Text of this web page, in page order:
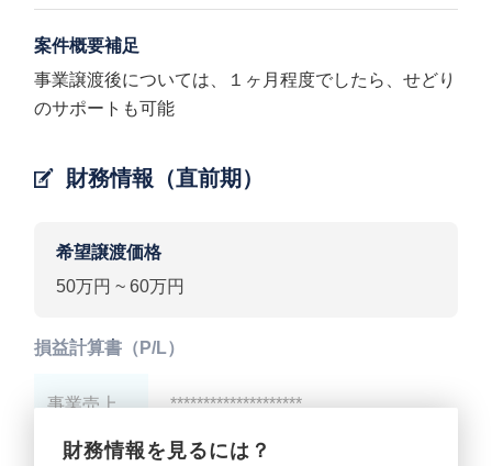
案件概要補足
事業譲渡後については、１ヶ月程度でしたら、せどり
のサポートも可能
財務情報（直前期）
希望譲渡価格
50万円 ~ 60万円
財務情報を見るには？
損益計算書（P/L）
事業売上 ********************